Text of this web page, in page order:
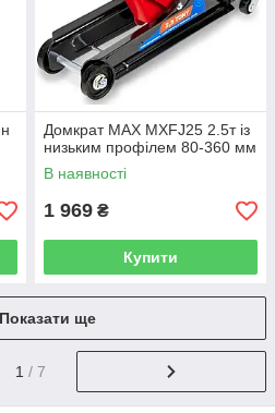
Домкрат MAX MXFJ25 2.5т із
низьким профілем 80-360 мм
В наявності
1 969 ₴
Купити
Показати ще
1 / 7